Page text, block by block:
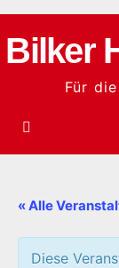
Zum
Inhalt
springen
Bilker
Für
« Alle
Diese